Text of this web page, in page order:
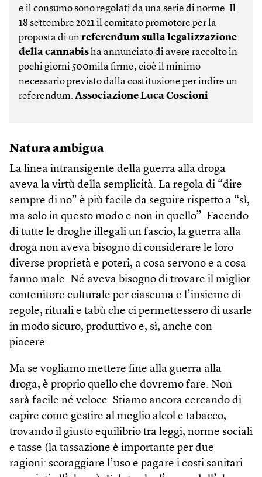
e il consumo sono regolati da una serie di norme. Il
18 settembre 2021 il comitato promotore per la
proposta di unreferendum sulla legalizzazione
della cannabisha annunciato di avere raccolto in
pochi giorni 500mila firme, cioè il minimo
necessario previsto dalla costituzione per indire un
referendum.Associazione Luca Coscioni
Natura ambigua
La linea intransigente della guerra alla droga
aveva la virtù della semplicità. La regola di “dire
sempre di no” è più facile da seguire rispetto a “sì,
ma solo in questo modo e non in quello”. Facendo
di tutte le droghe illegali un fascio, la guerra alla
droga non aveva bisogno di considerare le loro
diverse proprietà e poteri, a cosa servono e a cosa
fanno male. Né aveva bisogno di trovare il miglior
contenitore culturale per ciascuna e l’insieme di
regole, rituali e tabù che ci permettessero di usarle
in modo sicuro, produttivo e, sì, anche con
piacere.
Ma se vogliamo mettere fine alla guerra alla
droga, è proprio quello che dovremo fare. Non
sarà facile né veloce. Stiamo ancora cercando di
capire come gestire al meglio alcol e tabacco,
trovando il giusto equilibrio tra leggi, norme sociali
e tasse (la tassazione è importante per due
ragioni: scoraggiare l’uso e pagare i costi sanitari